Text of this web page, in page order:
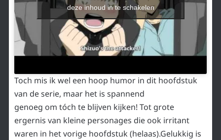
deze inhoud in te schakelen
Toch mis ik wel een hoop humor in dit hoofdstuk
van de serie, maar het is spannend
genoeg om tóch te blijven kijken! Tot grote
ergernis van kleine personages die ook irritant
waren in het vorige hoofdstuk (helaas).Gelukkig is